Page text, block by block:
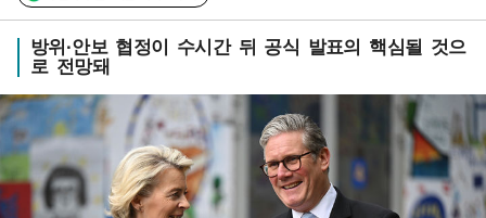
방위·안보 협정이 수시간 뒤 공식 발표의 핵심될 것으
로 전망돼